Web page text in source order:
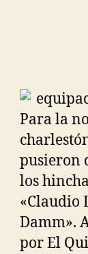
Para la
pusieron
los
«Claudio
Damm».
por El